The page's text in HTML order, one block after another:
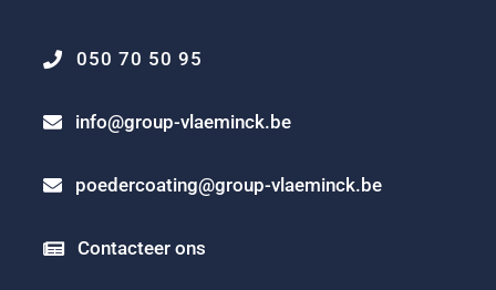
050 70 50 95
info@group-vlaeminck.be
poedercoating@group-vlaeminck.be
Contacteer ons